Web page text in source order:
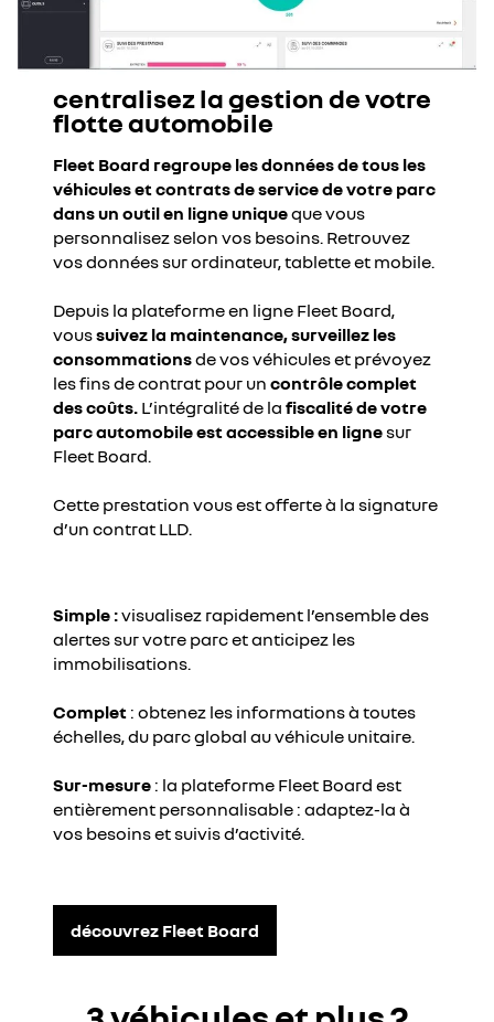
centralisez la gestion de votre
flotte automobile
Fleet Board regroupe les données de tous les
véhicules et contrats de service de votre parc
dans un outil en ligne uniqueque vous
personnalisez selon vos besoins. Retrouvez
vos données sur ordinateur, tablette et mobile.
Depuis la plateforme en ligne Fleet Board,
voussuivez la maintenance, surveillez les
consommationsde vos véhicules et prévoyez
les fins de contrat pour un contrôle complet
des coûts. L’intégralité de la fiscalité de votre
parc automobile est accessible en lignesur
Fleet Board.
Cette prestation vous est offerte à la signature
d’un contrat LLD.
vidéos hébergées sur son site, afin de personnaliser les
annonces. Pour regarder cette vidéo, vous devez autoriser
les cookies sociaux sur notre site. Vous pouvez revenir sur
Politique de cookie YouTube :
https://www.google.fr/intl/fr/policies/privacy
j'accepte
Simple :visualisez rapidement l’ensemble des
alertes sur votre parc et anticipez les
immobilisations.
Complet : obtenez les informations à toutes
échelles, du parc global au véhicule unitaire.
Sur-mesure : la plateforme Fleet Board est
entièrement personnalisable : adaptez-la à
vos besoins et suivis d’activité.
découvrez Fleet Board